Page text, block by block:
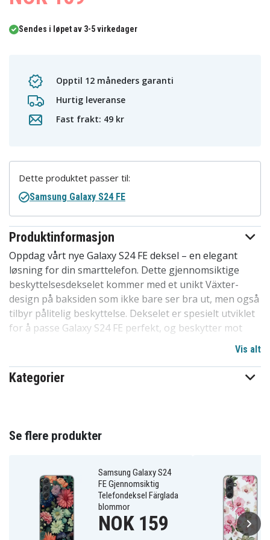
Sendes i løpet av 3-5 virkedager
Opptil 12 måneders garanti
Hurtig leveranse
Fast frakt: 49 kr
Produktinformasjon
Oppdag vårt nye Galaxy S24 FE deksel – en elegant
løsning for din smarttelefon. Dette gjennomsiktige
beskyttelsesdekselet kommer med et unikt Växter-
design på baksiden som ikke bare ser bra ut, men også
tilbyr pålitelig beskyttelse. Dekselet er spesielt utviklet
for å passe Galaxy S24 FE perfekt, og beskytter mot
Vårt design er uten skarpe kanter og enkelt å montere
eller fjerne fra mobilen din, uten risiko for riper eller
en rimelig pris, dette dekselet står sterkt i
konkurransen. Et utmerket valg for å beskytte
tilpasset for Galaxy S24 FE.
Produktdetaljer:
-Spesielt utformet for Galaxy S24 FE, kompatibelt med
Vis alt
Kategorier
Dette produktet passer til:
Samsung Galaxy S24 FE
Se flere produkter
Samsung Galaxy S24
FE Gjennomsiktig
Telefondeksel Färglada
blommor
NOK 159